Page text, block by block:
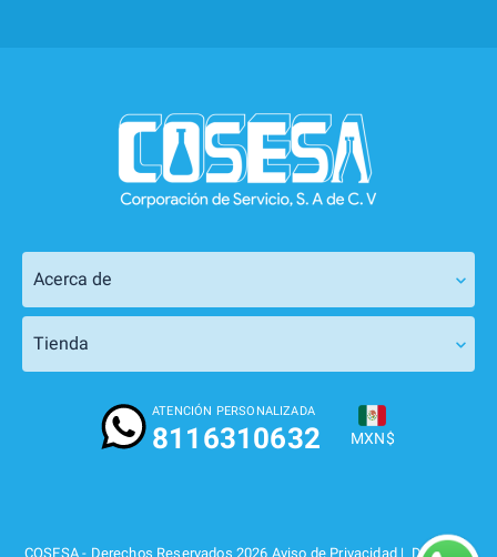
Acerca de
Tienda
ATENCIÓN PERSONALIZADA
8116310632 MXN$
COSESA - Derechos Reservados 2026 Aviso de Privacidad | Designed